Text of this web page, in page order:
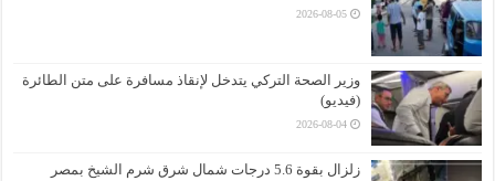
2026-08-05
وزير الصحة التركي يتدخل لإنقاذ مسافرة على متن الطائرة
(فيديو)
2026-08-04
زلزال بقوة 5.6 درجات شمال شرق شرم الشيخ بمصر